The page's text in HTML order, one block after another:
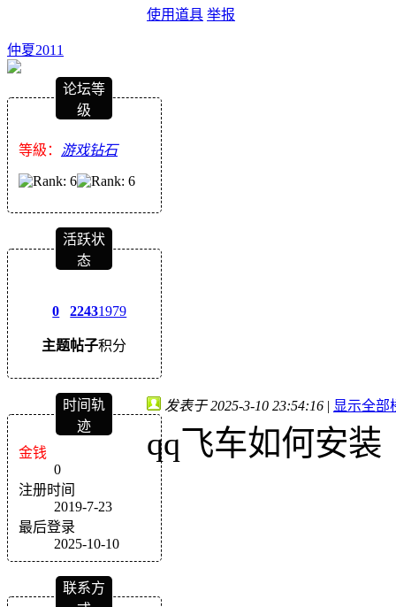
使用道具 举报
仲夏2011
论坛等
级
等級： 游戏钻石
活跃状
态
0
主题
2243
帖子
1979
积分
时间轨
迹
金钱
0
注册时间
2019-7-23
最后登录
2025-10-10
联系方
发表于 2025-3-10 23:54:16 | 显示全部
qq飞车如何安装